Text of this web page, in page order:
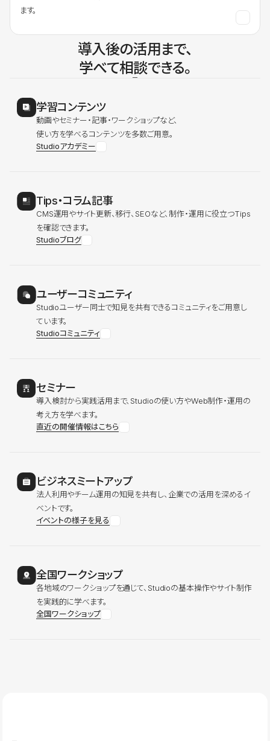
ます。
導入後の活用まで、
学べて相談できる。
学習コンテンツ
動画やセミナー・記事・ワークショップなど、
使い方を学べるコンテンツを多数ご用意。
Studioアカデミー
Tips・コラム記事
CMS運用やサイト更新、移行、SEOなど、制作・運用に役立つTips
を確認できます。
Studioブログ
ユーザーコミュニティ
Studioユーザー同士で知見を共有できるコミュニティをご用意し
ています。
Studioコミュニティ
セミナー
導入検討から実践活用まで、Studioの使い方やWeb制作・運用の
考え方を学べます。
直近の開催情報はこちら
ビジネスミートアップ
法人利用やチーム運用の知見を共有し、企業での活用を深めるイ
ベントです。
イベントの様子を見る
全国ワークショップ
各地域のワークショップを通じて、Studioの基本操作やサイト制作
を実践的に学べます。
全国ワークショップ